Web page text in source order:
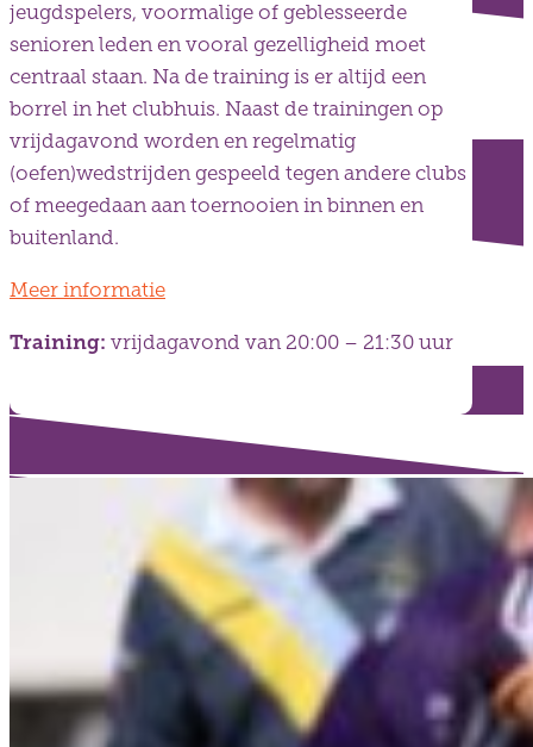
jeugdspelers, voormalige of geblesseerde
senioren leden en vooral gezelligheid moet
centraal staan. Na de training is er altijd een
borrel in het clubhuis. Naast de trainingen op
vrijdagavond worden en regelmatig
(oefen)wedstrijden gespeeld tegen andere clubs
of meegedaan aan toernooien in binnen en
buitenland.
Meer informatie
Training: vrijdagavond van 20:00 – 21:30 uur